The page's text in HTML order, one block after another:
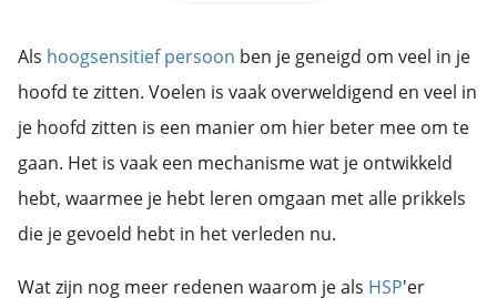
Als hoogsensitief persoon ben je geneigd om veel in je
hoofd te zitten. Voelen is vaak overweldigend en veel in
je hoofd zitten is een manier om hier beter mee om te
gaan. Het is vaak een mechanisme wat je ontwikkeld
hebt, waarmee je hebt leren omgaan met alle prikkels
die je gevoeld hebt in het verleden nu.
Wat zijn nog meer redenen waarom je als HSP'er